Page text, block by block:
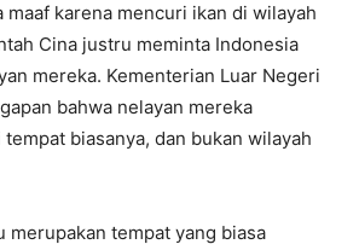
maaf karena mencuri ikan di wilayah
Cina justru meminta Indonesia
mereka. Kementerian Luar Negeri
bahwa nelayan mereka
biasanya, dan bukan wilayah
merupakan tempat yang biasa